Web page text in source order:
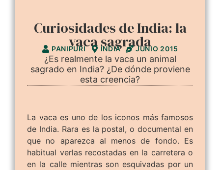
Curiosidades de India: la
vaca sagrada
PANIPURI INDIA JUNIO 2015
¿Es realmente la vaca un animal
sagrado en India? ¿De dónde proviene
esta creencia?
La vaca es uno de los iconos más famosos
de India. Rara es la postal, o documental en
que no aparezca al menos de fondo. Es
habitual verlas recostadas en la carretera o
en la calle mientras son esquivadas por un